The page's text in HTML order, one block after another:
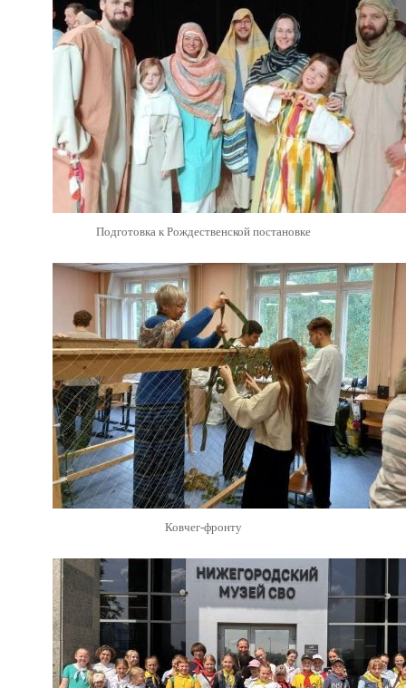
Подготовка к Рождественской постановке
Ковчег-фронту